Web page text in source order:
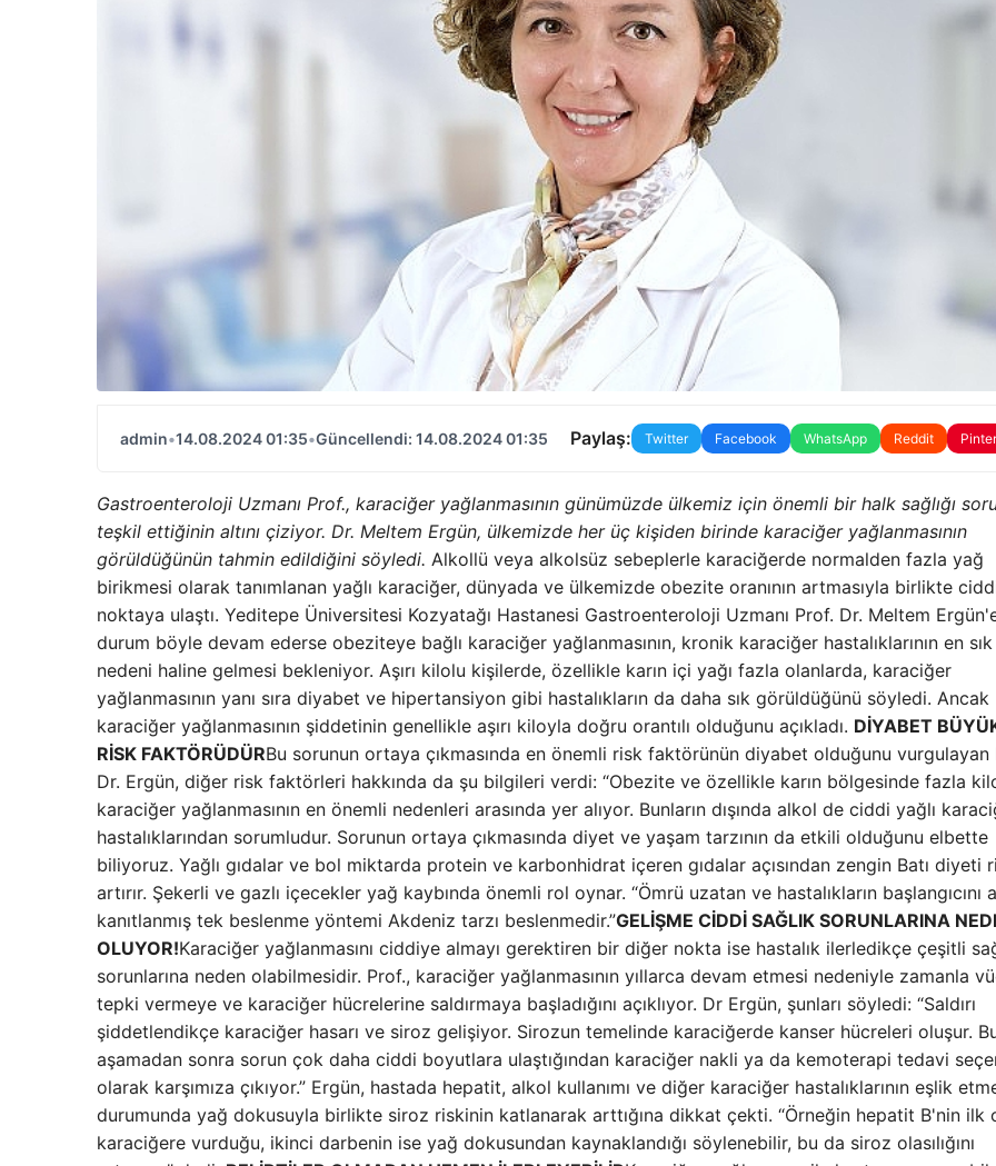
admin•14.08.2024 01:35•Güncellendi: 14.08.2024 01:35 Paylaş: Twitter Facebook WhatsApp Reddit
Gastroenteroloji Uzmanı Prof., karaciğer yağlanmasının günümüzde ülkemiz için önemli bir halk sağlığı
teşkil ettiğinin altını çiziyor. Dr. Meltem Ergün, ülkemizde her üç kişiden birinde karaciğer yağlanmasının
görüldüğünün tahmin edildiğini söyledi. Alkollü veya alkolsüz sebeplerle karaciğerde normalden fazla yağ
birikmesi olarak tanımlanan yağlı karaciğer, dünyada ve ülkemizde obezite oranının artmasıyla birlikte
noktaya ulaştı. Yeditepe Üniversitesi Kozyatağı Hastanesi Gastroenteroloji Uzmanı Prof. Dr. Meltem
durum böyle devam ederse obeziteye bağlı karaciğer yağlanmasının, kronik karaciğer hastalıklarının en sık
nedeni haline gelmesi bekleniyor. Aşırı kilolu kişilerde, özellikle karın içi yağı fazla olanlarda, karaciğer
yağlanmasının yanı sıra diyabet ve hipertansiyon gibi hastalıkların da daha sık görüldüğünü söyledi. Ancak
karaciğer yağlanmasının şiddetinin genellikle aşırı kiloyla doğru orantılı olduğunu açıkladı. DİYABET
RİSK FAKTÖRÜDÜRBu sorunun ortaya çıkmasında en önemli risk faktörünün diyabet olduğunu vurgulayan
Dr. Ergün, diğer risk faktörleri hakkında da şu bilgileri verdi: “Obezite ve özellikle karın bölgesinde fazla
karaciğer yağlanmasının en önemli nedenleri arasında yer alıyor. Bunların dışında alkol de ciddi yağlı
hastalıklarından sorumludur. Sorunun ortaya çıkmasında diyet ve yaşam tarzının da etkili olduğunu elbette
biliyoruz. Yağlı gıdalar ve bol miktarda protein ve karbonhidrat içeren gıdalar açısından zengin Batı diyeti
artırır. Şekerli ve gazlı içecekler yağ kaybında önemli rol oynar. “Ömrü uzatan ve hastalıkların başlangıcını
kanıtlanmış tek beslenme yöntemi Akdeniz tarzı beslenmedir.”GELİŞME CİDDİ SAĞLIK SORUNLARINA
OLUYOR!Karaciğer yağlanmasını ciddiye almayı gerektiren bir diğer nokta ise hastalık ilerledikçe çeşitli
sorunlarına neden olabilmesidir. Prof., karaciğer yağlanmasının yıllarca devam etmesi nedeniyle zamanla
tepki vermeye ve karaciğer hücrelerine saldırmaya başladığını açıklıyor. Dr Ergün, şunları söyledi: “Saldırı
şiddetlendikçe karaciğer hasarı ve siroz gelişiyor. Sirozun temelinde karaciğerde kanser hücreleri oluşur.
aşamadan sonra sorun çok daha ciddi boyutlara ulaştığından karaciğer nakli ya da kemoterapi tedavi
olarak karşımıza çıkıyor.” Ergün, hastada hepatit, alkol kullanımı ve diğer karaciğer hastalıklarının eşlik
durumunda yağ dokusuyla birlikte siroz riskinin katlanarak arttığına dikkat çekti. “Örneğin hepatit B'nin ilk
karaciğere vurduğu, ikinci darbenin ise yağ dokusundan kaynaklandığı söylenebilir, bu da siroz olasılığını